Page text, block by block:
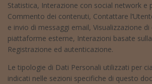
Statistica, Interazione con social network e
Commento dei contenuti, Contattare
e invio di messaggi email, Visualizzazione
piattaforme esterne, Interazioni basate
Registrazione ed autenticazione.
Le tipologie di Dati Personali utilizzati per
indicati nelle sezioni specifiche di questo